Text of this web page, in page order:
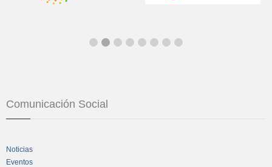
Comunicación Social
Noticias
Eventos